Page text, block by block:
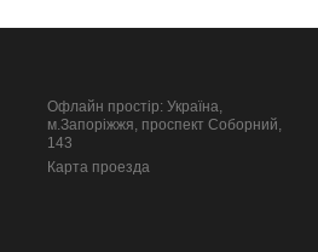
Офлайн простір: Україна,
м.Запоріжжя, проспект Соборний,
143
Карта проезда